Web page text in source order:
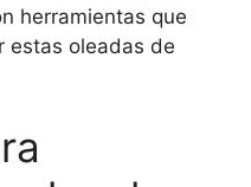
herramientas que
estas oleadas de